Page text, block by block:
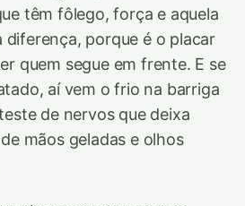
têm fôlego, força e aquela
diferença, porque é o placar
quem segue em frente. E se
aí vem o frio na barriga
de nervos que deixa
mãos geladas e olhos